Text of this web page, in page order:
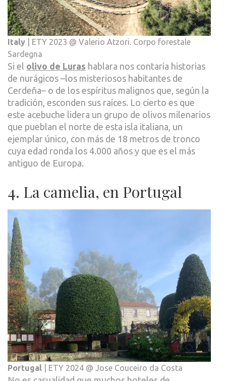
Italy | ETY 2023 @ Valerio Atzori. Corpo forestale
Sardegna
Si el olivo de Luras hablara nos contaría historias
de nurágicos –los misteriosos habitantes de
Cerdeña– o de los espíritus malignos que, según la
tradición, esconden sus raíces. Lo cierto es que
este acebuche lidera un grupo de olivos milenarios
que pueblan el norte de esta isla italiana, un
ejemplar único, con más de 18 metros de tronco
cuya edad ronda los 4.000 años y que es el más
antiguo de Europa.
4. La camelia, en Portugal
Portugal | ETY 2024 @ Jose Couceiro da Costa